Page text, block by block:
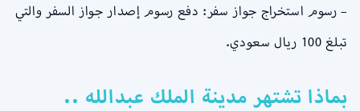
– رسوم استخراج جواز سفر: دفع رسوم إصدار جواز السفر والتي
تبلغ 100 ريال سعودي.
بماذا تشتهر مدينة الملك عبدالله ..